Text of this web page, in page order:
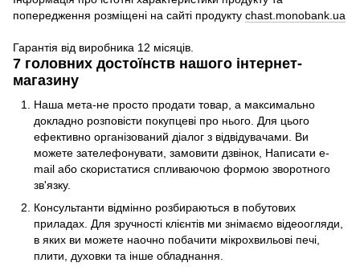
попередження розміщені на сайті продукту chast.monobank.ua
Гарантія від виробника 12 місяців.
7 головних достоїнств нашого інтернет-
магазину
Наша мета-не просто продати товар, а максимально
докладно розповісти покупцеві про нього. Для цього
ефективно організований діалог з відвідувачами. Ви
можете зателефонувати, замовити дзвінок, Написати e-
mail або скористатися спливаючою формою зворотного
зв'язку.
Консультанти відмінно розбираються в побутових
приладах. Для зручності клієнтів ми знімаємо відеоогляди,
в яких ви можете наочно побачити мікрохвильові печі,
плити, духовки та інше обладнання.